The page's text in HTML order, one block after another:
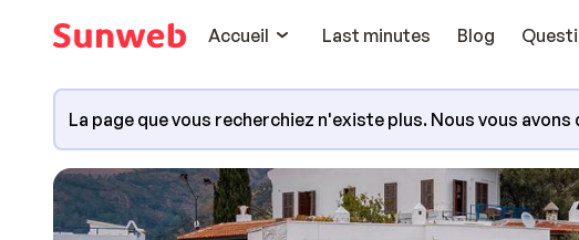
Accueil
Last minutes Blog
La page que vous recherchiez n'existe plus. Nous vous